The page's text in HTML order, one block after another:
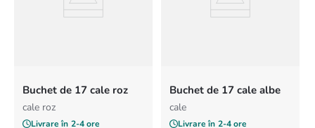
Buchet de 17 cale roz
cale roz
Livrare în 2-4 ore
Buchet de 17 cale albe
cale
Livrare în 2-4 ore